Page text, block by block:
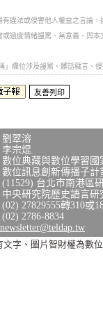
有違法或侵害他人權益之言論
或過度情緒謾罵、無意義、與
」欄位涉及謾罵、髒話穢言、
翠溶
宗焜
位典藏與數位學習
位訊息創新傳播子計
台北市南港區
院歷史語言研究
27829555轉310或
2786-8834
newsletter@teldap.tw
文字、圖片智財權為數